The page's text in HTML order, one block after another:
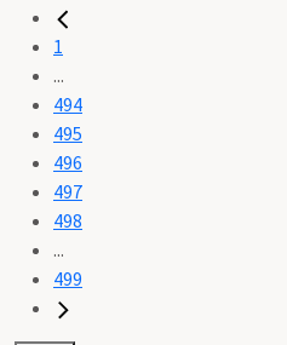
1
...
494
495
496
497
498
...
499